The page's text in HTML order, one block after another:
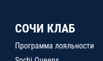
СОЧИ КЛАБ
Программа лояльности